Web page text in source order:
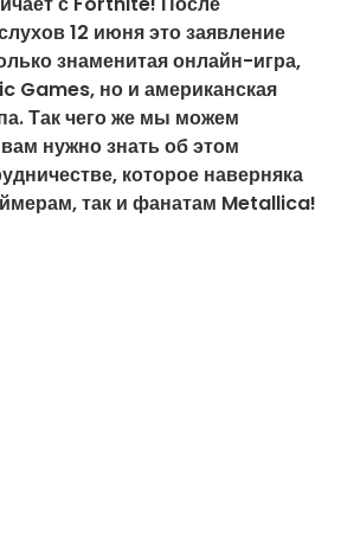
12 июня это заявление
знаменитая онлайн-игра,
Games, но и американская
Так чего же мы можем
нужно знать об этом
которое наверняка
так и фанатам Metallica!